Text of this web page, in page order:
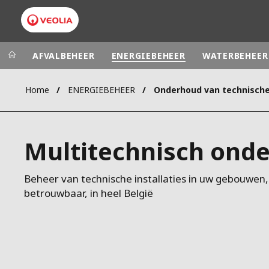
Veolia Group
CAMPUS
FOUNDATION
INSTITUTE
In the
ASIA
AFVALBEHEER ENERGIEBEHEER WATERBEHEER
Home ENERGIEBEHEER
Multitechnisch
Beheer van technische installaties in uw
betrouwbaar, in heel België